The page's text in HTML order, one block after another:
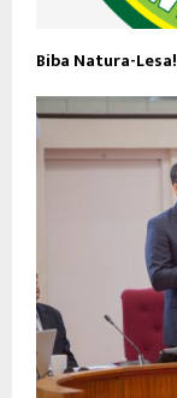
Biba Natura-Lesa!